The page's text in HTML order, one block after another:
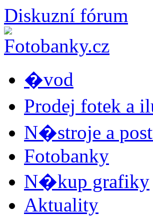
Diskuzní fórum
�vod
Prodej fotek a
N�stroje a
Fotobanky
N�kup grafiky
Aktuality